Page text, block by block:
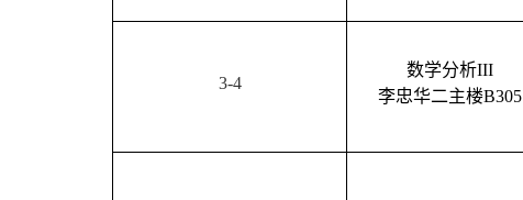
3-4
数学分析III
李忠华二主楼B305